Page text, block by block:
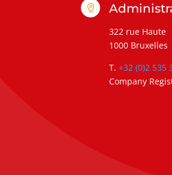

322 rue Haute
1000 Bruxelles
T. +32 (0)2 535
Company